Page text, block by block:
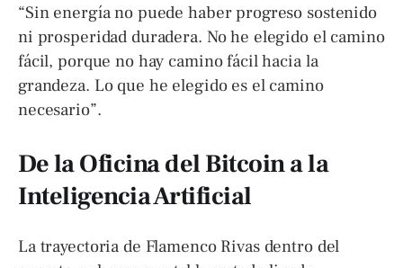
“Sin energía no puede haber progreso sostenido
ni prosperidad duradera. No he elegido el camino
fácil, porque no hay camino fácil hacia la
grandeza. Lo que he elegido es el camino
necesario”.
De la Oficina del Bitcoin a la
Inteligencia Artificial
La trayectoria de Flamenco Rivas dentro del